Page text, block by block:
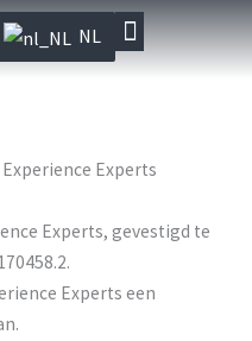
NL
Experts
Experts, gevestigd te
Experts een